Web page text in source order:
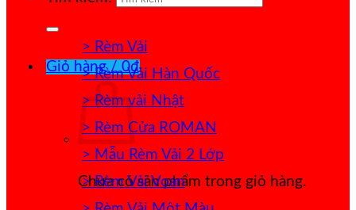
Giỏ hàng /0₫
Chưa có sản phẩm trong giỏ hàng.
> Rèm Vải
> Rèm Vải Hàn Quốc
> Rèm vải Nhật
> Rèm Cửa ROMAN
> Mẫu Rèm Vải 2 Lớp
> Rèm Vải Voan